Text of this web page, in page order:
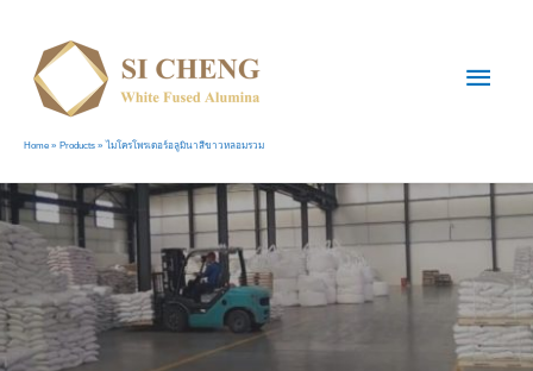
Home Products ไมโครโพรเดอร์อลูมินาสีขาวหลอมรวม